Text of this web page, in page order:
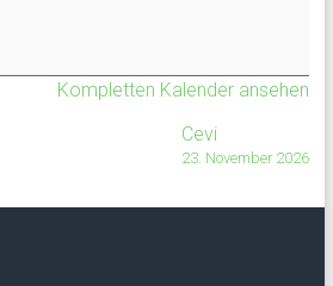
Kompletten Kalender ansehen
Cevi
23. November 2026